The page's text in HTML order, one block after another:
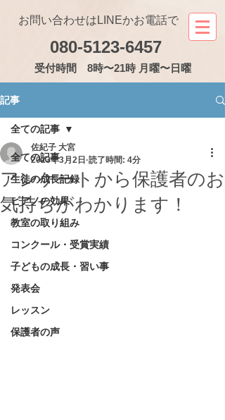
080-5123-6457
お問い合わせはLINEかお電話で
受付時間 8時〜21時 月曜〜日曜
記事
全ての記事
生徒の成長記録
ピアノの効果
教室の取り組み
コンクール・受賞実績
子どもの成長・習い事
発表会
レッスン
保護者の声
全ての記事
アンケートから保護者のお
気持ちがわかります！
佐紀子 大宮
2023年3月2日 読了時間: 4分